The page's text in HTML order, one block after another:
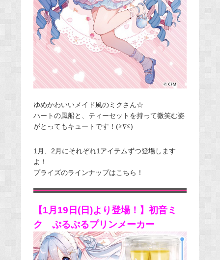
ゆめかわいいメイド風のミクさん☆
ハートの風船と、ティーセットを持って微笑む姿
がとってもキュートです！(≧∇≦)
1月、2月にそれぞれ1アイテムずつ登場します
よ！
プライズのラインナップはこちら！
【1月19日(日)より登場！】初音ミ
ク ぷるぷるプリンメーカー